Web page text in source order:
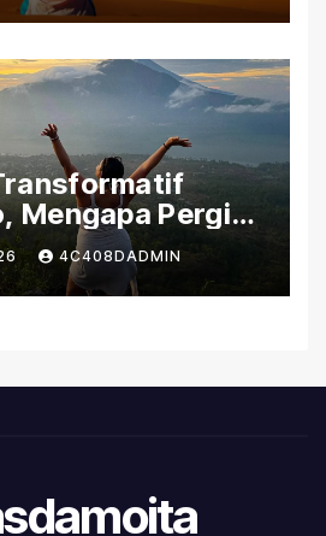
Mengapa Pergi
Mengubah Hidup
4C408DADMIN